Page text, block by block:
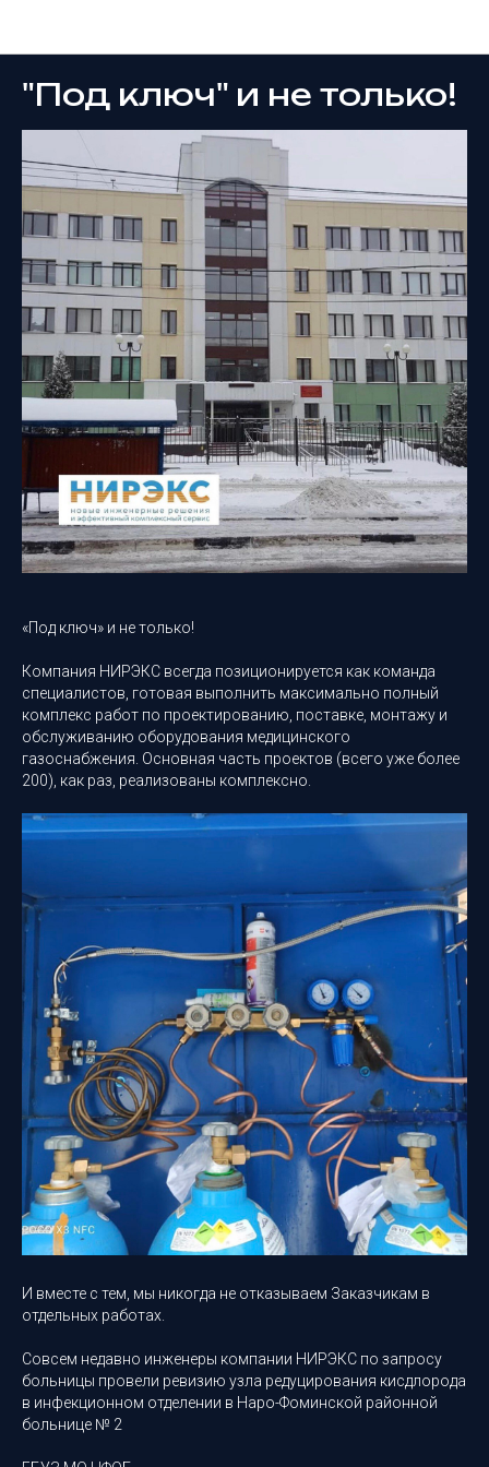
"Под ключ" и не только!
«Под ключ» и не только!
Компания НИРЭКС всегда позиционируется как команда
специалистов, готовая выполнить максимально полный
комплекс работ по проектированию, поставке, монтажу и
обслуживанию оборудования медицинского
газоснабжения. Основная часть проектов (всего уже более
200), как раз, реализованы комплексно.
И вместе с тем, мы никогда не отказываем Заказчикам в
отдельных работах.
Совсем недавно инженеры компании НИРЭКС по запросу
больницы провели ревизию узла редуцирования кисдлорода
в инфекционном отделении в Наро-Фоминской районной
больнице № 2